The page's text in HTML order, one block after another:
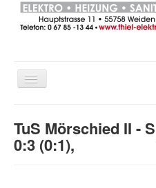
Navigation
an/aus
Über uns
TuS Mörschied II -
0:3 (0:1),